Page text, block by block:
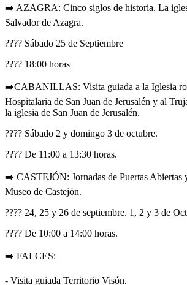
➡️ AZAGRA: Cinco siglos de historia. La
Salvador de Azagra.
???? Sábado 25 de Septiembre
???? 18:00 horas
➡️CABANILLAS: Visita guiada a la Iglesia
Hospitalaria de San Juan de Jerusalén y al
la iglesia de San Juan de Jerusalén.
???? Sábado 2 y domingo 3 de octubre.
???? De 11:00 a 13:30 horas.
➡️ CASTEJÓN: Jornadas de Puertas Abiertas
Museo de Castejón.
???? 24, 25 y 26 de septiembre. 1, 2 y 3 de
???? De 10:00 a 14:00 horas.
➡️ FALCES:
- Visita guiada Territorio Visón.